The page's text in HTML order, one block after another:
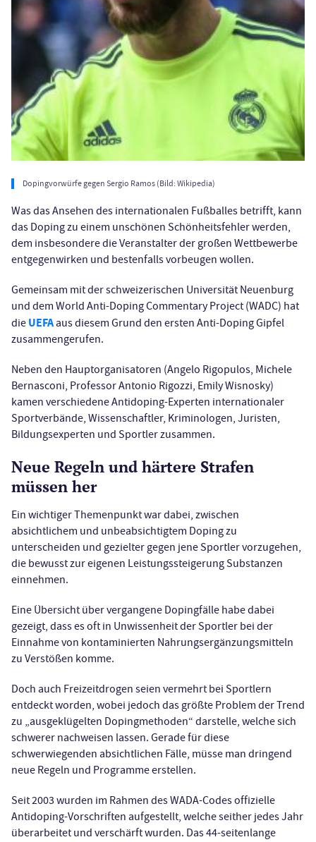
Dopingvorwürfe gegen Sergio Ramos (Bild: Wikipedia)
Was das Ansehen des internationalen Fußballes betrifft, kann
das Doping zu einem unschönen Schönheitsfehler werden,
dem insbesondere die Veranstalter der großen Wettbewerbe
entgegenwirken und bestenfalls vorbeugen wollen.
Gemeinsam mit der schweizerischen Universität Neuenburg
und dem World Anti-Doping Commentary Project (WADC) hat
die UEFAaus diesem Grund den ersten Anti-Doping Gipfel
zusammengerufen.
Neben den Hauptorganisatoren (Angelo Rigopulos, Michele
Bernasconi, Professor Antonio Rigozzi, Emily Wisnosky)
kamen verschiedene Antidoping-Experten internationaler
Sportverbände, Wissenschaftler, Kriminologen, Juristen,
Bildungsexperten und Sportler zusammen.
Neue Regeln und härtere Strafen
müssen her
Ein wichtiger Themenpunkt war dabei, zwischen
absichtlichem und unbeabsichtigtem Doping zu
unterscheiden und gezielter gegen jene Sportler vorzugehen,
die bewusst zur eigenen Leistungssteigerung Substanzen
einnehmen.
Eine Übersicht über vergangene Dopingfälle habe dabei
gezeigt, dass es oft in Unwissenheit der Sportler bei der
Einnahme von kontaminierten Nahrungsergänzungsmitteln
zu Verstößen komme.
Doch auch Freizeitdrogen seien vermehrt bei Sportlern
entdeckt worden, wobei jedoch das größte Problem der Trend
zu „ausgeklügelten Dopingmethoden“ darstelle, welche sich
schwerer nachweisen lassen. Gerade für diese
schwerwiegenden absichtlichen Fälle, müsse man dringend
neue Regeln und Programme erstellen.
Seit 2003 wurden im Rahmen des WADA-Codes offizielle
Antidoping-Vorschriften aufgestellt, welche seither jedes Jahr
überarbeitet und verschärft wurden. Das 44-seitenlange